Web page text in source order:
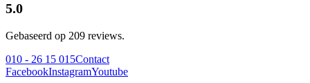
5.0
Gebaseerd op 209 reviews.
010 - 26 15 015Contact
FacebookInstagramYoutube